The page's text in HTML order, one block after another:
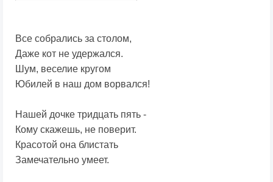
Все собрались за столом,
Даже кот не удержался.
Шум, веселие кругом
Юбилей в наш дом ворвался!
Нашей дочке тридцать пять -
Кому скажешь, не поверит.
Красотой она блистать
Замечательно умеет.